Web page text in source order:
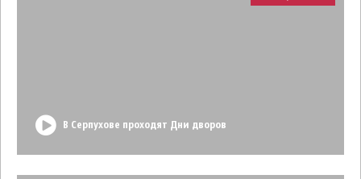
В Серпухове проходят Дни дворов